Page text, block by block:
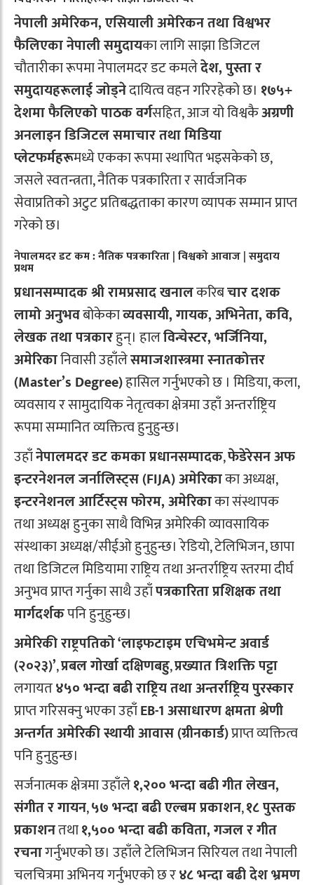
नेपाली अमेरिकन, एसियाली अमेरिकन तथा विश्वभर
फैलिएका नेपाली समुदायका लागि साझा डिजिटल
चौतारीका रूपमा नेपालमदर डट कमलेदेश, पुस्ता र
समुदायहरूलाई जोड्नेदायित्व वहन गरिरहेको छ। १७५+
देशमा फैलिएको पाठक वर्गसहित, आज यो विश्वकैअग्रणी
अनलाइन डिजिटल समाचार तथा मिडिया
प्लेटफर्महरूमध्ये एकका रूपमा स्थापित भइसकेको छ,
जसले स्वतन्त्रता, नैतिक पत्रकारिता र सार्वजनिक
सेवाप्रतिको अटुट प्रतिबद्धताका कारण व्यापक सम्मान प्राप्त
गरेको छ।
नेपालमदर डट कम : नैतिक पत्रकारिता | विश्वको आवाज | समुदाय
प्रथम
प्रधानसम्पादक श्री रामप्रसाद खनालकरिबचार दशक
लामो अनुभवबोकेकाव्यवसायी, गायक, अभिनेता, कवि,
लेखक तथा पत्रकारहुन्। हालविन्चेस्टर, भर्जिनिया,
अमेरिकानिवासी उहाँलेसमाजशास्त्रमा स्नातकोत्तर
(Master’s Degree)हासिल गर्नुभएको छ । मिडिया, कला,
व्यवसाय र सामुदायिक नेतृत्वका क्षेत्रमा उहाँ अन्तर्राष्ट्रिय
रूपमा सम्मानित व्यक्तित्व हुनुहुन्छ।
उहाँनेपालमदर डट कमका प्रधानसम्पादक,फेडेरेसन अफ
इन्टरनेशनल जर्नालिस्ट्स (FIJA) अमेरिकाका अध्यक्ष,
इन्टरनेशनल आर्टिस्ट्स फोरम, अमेरिकाका संस्थापक
तथा अध्यक्ष हुनुका साथै विभिन्न अमेरिकी व्यावसायिक
संस्थाका अध्यक्ष/सीईओ हुनुहुन्छ। रेडियो, टेलिभिजन, छापा
तथा डिजिटल मिडियामा राष्ट्रिय तथा अन्तर्राष्ट्रिय स्तरमा दीर्घ
अनुभव प्राप्त गर्नुका साथै उहाँपत्रकारिता प्रशिक्षक तथा
मार्गदर्शकपनि हुनुहुन्छ।
अमेरिकी राष्ट्रपतिको ‘लाइफटाइम एचिभमेन्ट अवार्ड
(२०२३)’,प्रबल गोर्खा दक्षिणबहु,प्रख्यात त्रिशक्ति पट्टा
लगायत४५० भन्दा बढी राष्ट्रिय तथा अन्तर्राष्ट्रिय पुरस्कार
प्राप्त गरिसक्नु भएका उहाँEB-1 असाधारण क्षमता श्रेणी
अन्तर्गत अमेरिकी स्थायी आवास (ग्रीनकार्ड)प्राप्त व्यक्तित्व
पनि हुनुहुन्छ।
सर्जनात्मक क्षेत्रमा उहाँले१,२०० भन्दा बढी गीत लेखन,
संगीत र गायन,५७ भन्दा बढी एल्बम प्रकाशन,१८ पुस्तक
प्रकाशनतथा१,५०० भन्दा बढी कविता, गजल र गीत
रचनागर्नुभएको छ। उहाँले टेलिभिजन सिरियल तथा नेपाली
चलचित्रमा अभिनय गर्नुभएको छ र४८ भन्दा बढी देश भ्रमण